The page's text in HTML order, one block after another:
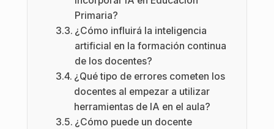
Primaria?
¿Cómo influirá la inteligencia
artificial en la formación continua
de los docentes?
¿Qué tipo de errores cometen los
docentes al empezar a utilizar
herramientas de IA en el aula?
¿Cómo puede un docente